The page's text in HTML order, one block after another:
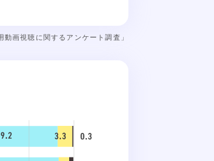
画視聴に関するアンケート調査」